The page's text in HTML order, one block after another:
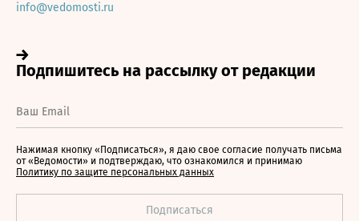
info@vedomosti.ru
Нажимая кнопку «Подписаться», я даю свое согласие получать письма
от «Ведомости» и подтверждаю, что ознакомился и принимаю
Политику по защите персональных данных